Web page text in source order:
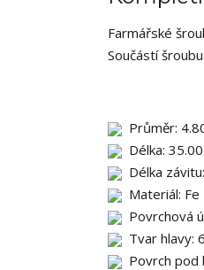
Farmářské
Součástí
Průměr:
Délka:
Délka
Materiál: Fe
Povrchová
Tvar hlavy:
Povrch pod